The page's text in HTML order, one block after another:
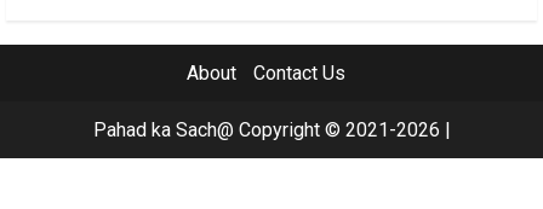
About Contact Us
Pahad ka Sach@ Copyright © 2021-2026